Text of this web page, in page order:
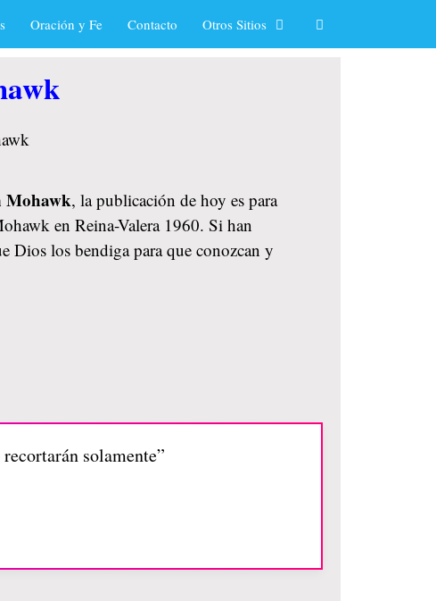
Oración y Fe Contacto Otros Sitios
Mohawk, la publicación de hoy es para
en Reina-Valera 1960. Si han
Dios los bendiga para que conozcan y
solamente”